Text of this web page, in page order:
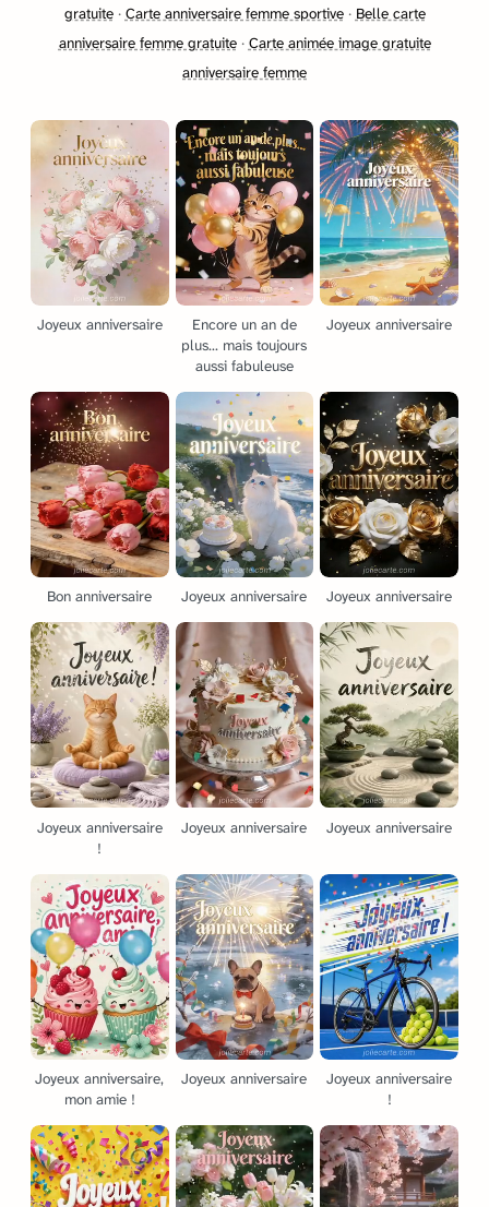
gratuite· Carte anniversaire femme sportive· Belle carte
anniversaire femme gratuite· Carte animée image gratuite
anniversaire femme
Joyeux anniversaire
Encore un an de
plus... mais toujours
aussi fabuleuse
Joyeux anniversaire
Bon anniversaire Joyeux anniversaire Joyeux anniversaire
Joyeux anniversaire
!
Joyeux anniversaire Joyeux anniversaire
Joyeux anniversaire,
mon amie !
Joyeux anniversaire
Joyeux anniversaire
!